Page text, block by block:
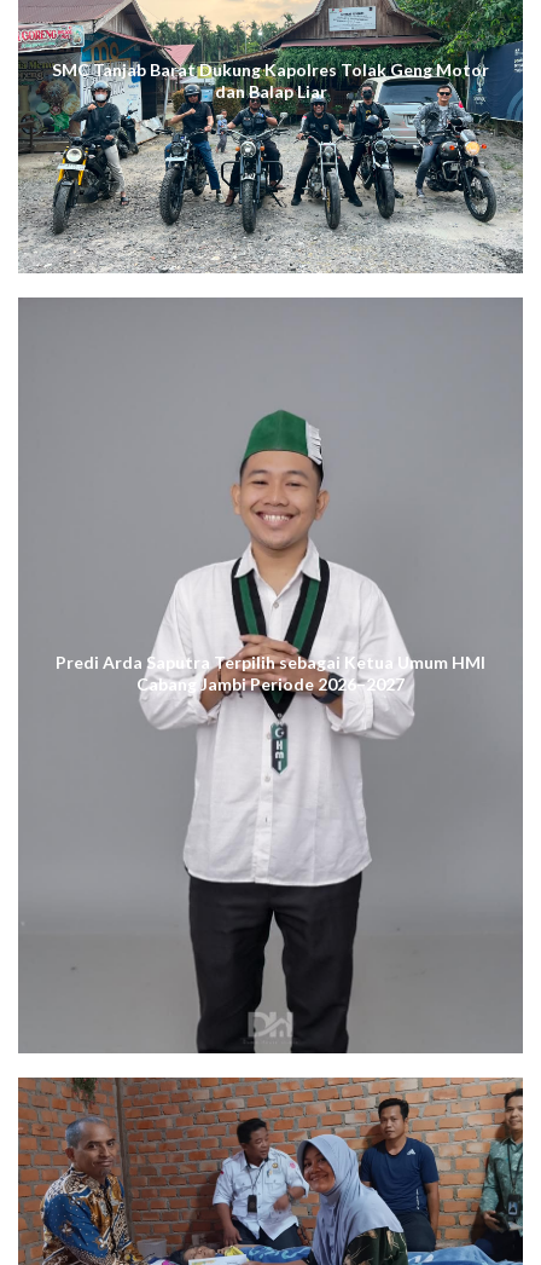
SMC Tanjab Barat Dukung Kapolres Tolak Geng Motor
dan Balap Liar
Predi Arda Saputra Terpilih sebagai Ketua Umum HMI
Cabang Jambi Periode 2026–2027